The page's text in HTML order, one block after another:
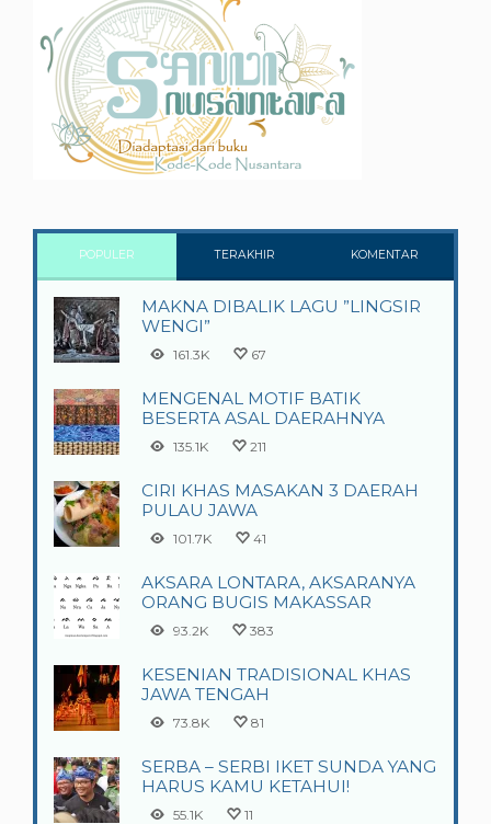
POPULER TERAKHIR KOMENTAR
MAKNA DIBALIK LAGU ”LINGSIR
WENGI”
161.3K 67
MENGENAL MOTIF BATIK
BESERTA ASAL DAERAHNYA
135.1K 211
CIRI KHAS MASAKAN 3 DAERAH
PULAU JAWA
101.7K 41
AKSARA LONTARA, AKSARANYA
ORANG BUGIS MAKASSAR
93.2K 383
KESENIAN TRADISIONAL KHAS
JAWA TENGAH
73.8K 81
SERBA – SERBI IKET SUNDA YANG
HARUS KAMU KETAHUI!
55.1K 11